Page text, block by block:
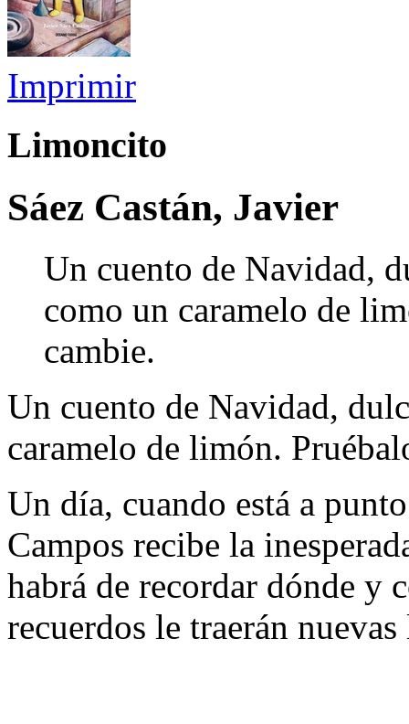
Imprimir
Limoncito
Sáez Castán, Javier
Un cuento de Navidad,
como un caramelo de
cambie.
Un cuento de Navidad,
caramelo de limón.
Un día, cuando está a
Campos recibe la
habrá de recordar dónde y
recuerdos le traerán